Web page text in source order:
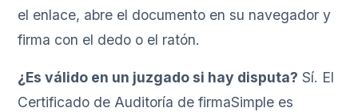
el enlace, abre el documento en su navegador y
firma con el dedo o el ratón.
¿Es válido en un juzgado si hay disputa? Sí. El
Certificado de Auditoría de firmaSimple es